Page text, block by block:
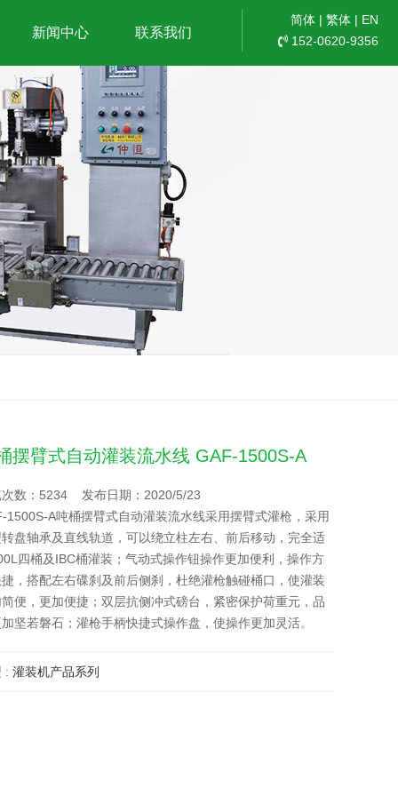
新闻中心 联系我们
简体 | 繁体 | EN
152-0620-9356
摆臂式自动灌装流水线 GAF-1500S-A
次数：5234 发布日期：2020/5/23
1500S-A吨桶摆臂式自动灌装流水线采用摆臂式灌枪，采用
盘轴承及直线轨道，可以绕立柱左右、前后移动，完全适
四桶及IBC桶灌装；气动式操作钮操作更加便利，操作方
，搭配左右碟刹及前后侧刹，杜绝灌枪触碰桶口，使灌装
便，更加便捷；双层抗侧冲式磅台，紧密保护荷重元，品
坚若磐石；灌枪手柄快捷式操作盘，使操作更加灵活。
: 灌装机产品系列